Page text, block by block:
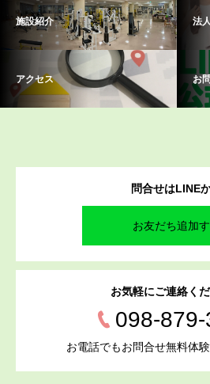
施設紹介 法
アクセス お
問合せはLINE
お友だち追加
お気軽にご連絡くだ
098-
お電話でもお問合せ無料体